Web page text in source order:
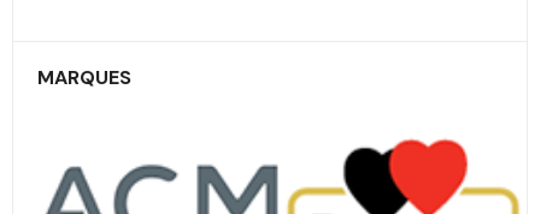
MARQUES